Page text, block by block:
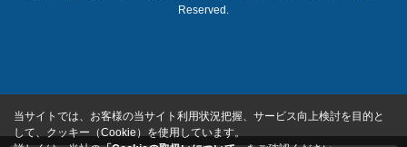
Reserved.
当サイトでは、お客様の当サイト利用状況把握、サービス向上検討を目的と
して、クッキー（Cookie）を使用しています。